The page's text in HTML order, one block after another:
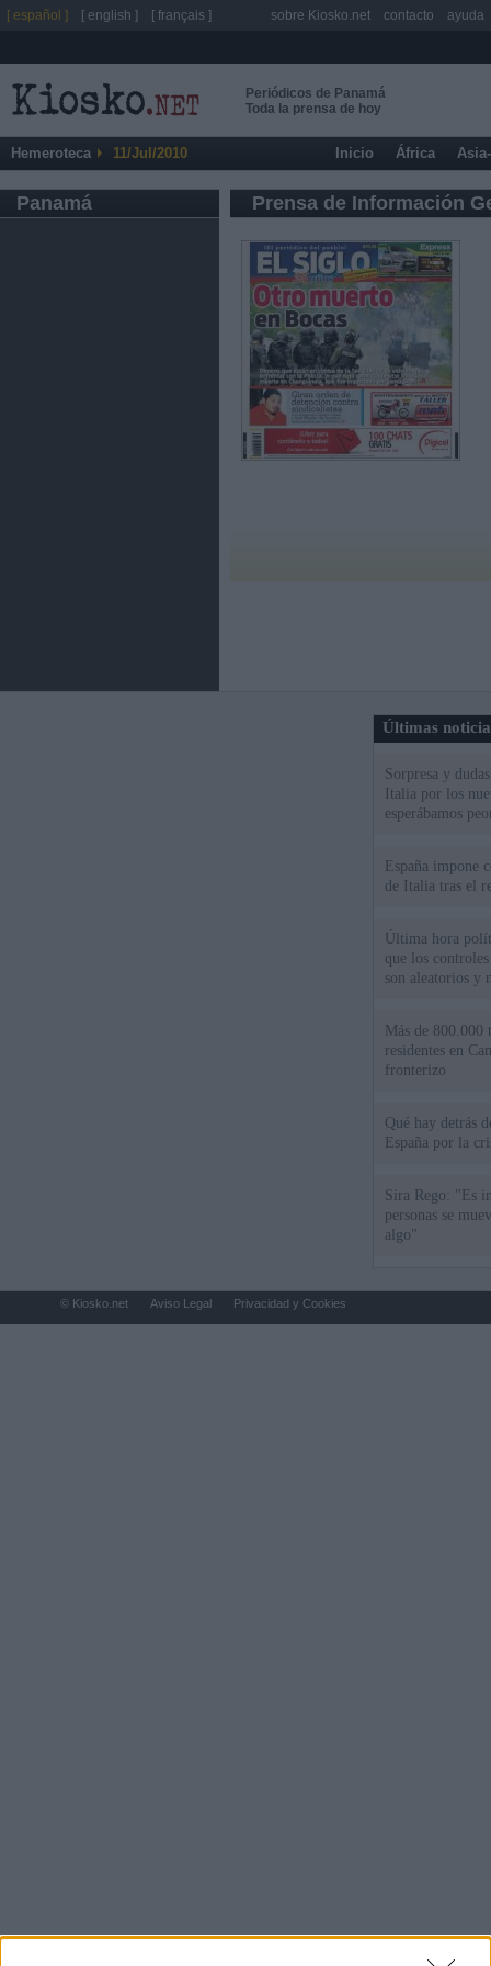
Periódicos de Panamá
Toda la prensa de hoy
Hemeroteca 11/Jul/2010 Inicio África
Panamá Prensa de Información
Últimas
Sorpresa y
Italia por los
esperábamos
España impone
de Italia tras el
Última hora
que los
son aleatorios y
Más de 800.000
residentes en
fronterizo
Qué hay detrás
España por la
Sira Rego: "Es
personas se
algo"
[ español ] [ english ] [ français ] sobre Kiosko.net contacto ayuda
© Kiosko.net Aviso Legal Privacidad y Cookies